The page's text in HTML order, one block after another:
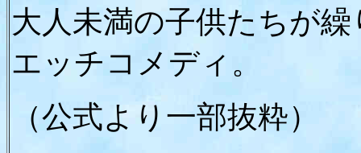
大人未満の子供たちが
エッチコメディ。
（公式より一部抜粋）